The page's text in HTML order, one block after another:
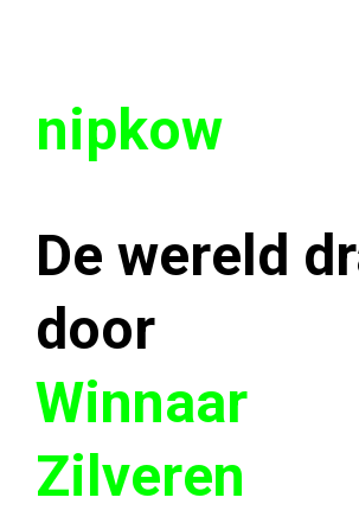
nipkow
De wereld
door
Winnaar
Zilveren